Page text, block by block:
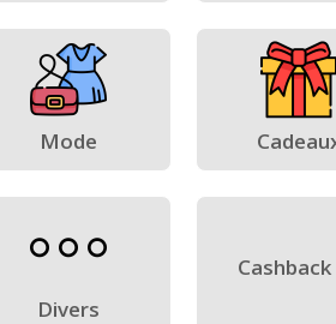
Mode
Divers
Cashback